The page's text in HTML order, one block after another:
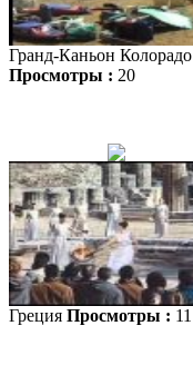
Гранд-Каньон Колорадо
Просмотры : 20
Греция Просмотры : 11